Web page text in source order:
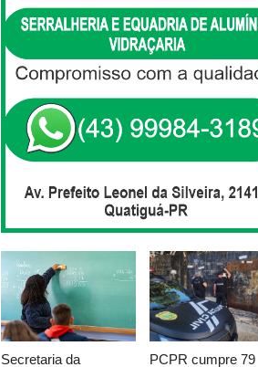
Secretaria da
PCPR cumpre 79